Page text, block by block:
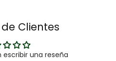
Clientes
escribir una reseña